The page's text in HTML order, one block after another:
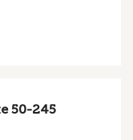
50-245